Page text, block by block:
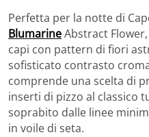
Perfetta per la notte di
BlumarineAbstract
capi con pattern di fiori
sofisticato contrasto
comprende una scelta di
inserti di pizzo al classico
soprabito dalle linee
in voile di seta.